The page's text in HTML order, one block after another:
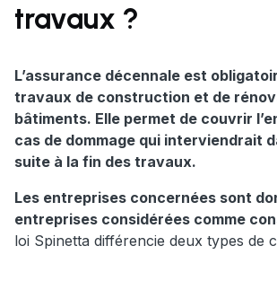
travaux ?
L’assurance décennale est
travaux de construction et de
bâtiments. Elle permet de couvrir
cas de dommage qui interviendrait
suite à la fin des travaux.
Les entreprises concernées sont
entreprises considérées comme
loi Spinetta différencie deux types de